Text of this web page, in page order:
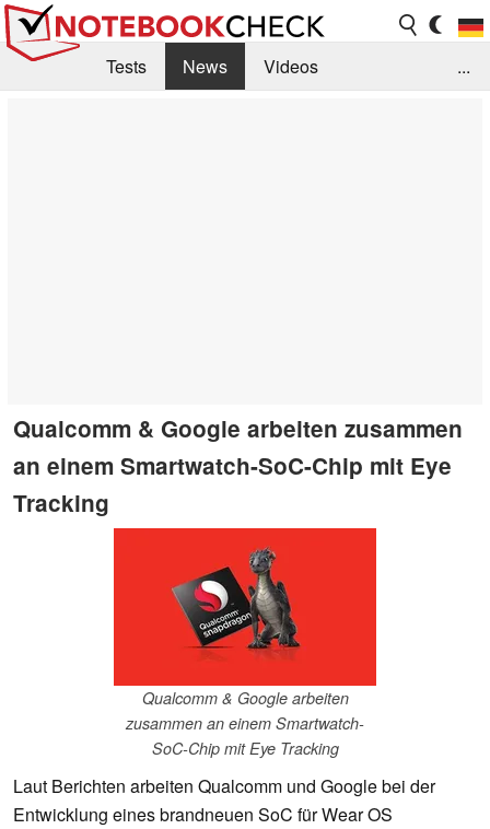
Tests News
Videos
...
Qualcomm & Google arbeiten zusammen
an einem Smartwatch-SoC-Chip mit Eye
Tracking
Qualcomm & Google arbeiten
zusammen an einem Smartwatch-
SoC-Chip mit Eye Tracking
Laut Berichten arbeiten Qualcomm und Google bei der
Entwicklung eines brandneuen SoC für Wear OS